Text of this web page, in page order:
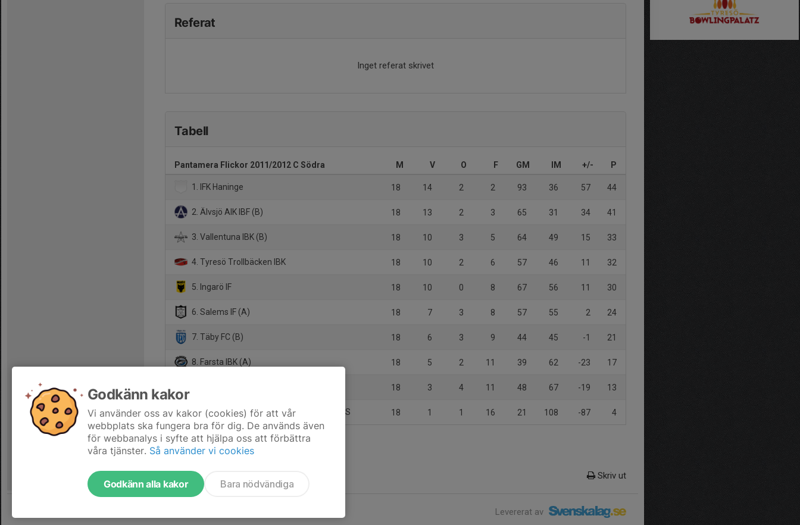
Referat
Inget referat skrivet
Tabell
Pantamera Flickor 2011/2012 C Södra M V O F GM IM +/- P
1. IFK Haninge 18 14 2 2 93 36 57 44
2. Älvsjö AIK IBF (B) 18 13 2 3 65 31 34 41
3. Vallentuna IBK (B) 18 10 3 5 64 49 15 33
4. Tyresö Trollbäcken IBK 18 10 2 6 57 46 11 32
5. Ingarö IF 18 10 0 8 67 56 11 30
6. Salems IF (A) 18 7 3 8 57 55 2 24
7. Täby FC (B) 18 6 3 9 44 45 -1 21
8. Farsta IBK (A) 18 5 2 11 39 62 -23 17
18 3 4 11 48 67 -19 13
10. IBF Offensiv Lidingö/Djurgårdens IF IBS 18 1 1 16 21 108 -87 4
Skriv ut
Levererat av
Godkänn kakor
Vi använder oss av kakor (cookies) för att vår
webbplats ska fungera bra för dig. De används även
för webbanalys i syfte att hjälpa oss att förbättra
våra tjänster. Så använder vi cookies
Godkänn alla kakor Bara nödvändiga